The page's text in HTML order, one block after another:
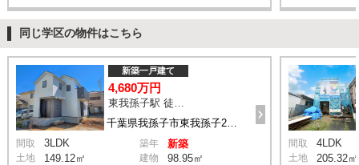
同じ学区の物件はこちら
新築一戸建て
4,680万円
間取 3LDK 築年 新築
土地 149.12㎡ 建物 98.95㎡
間取 4LDK
土地 205.32㎡